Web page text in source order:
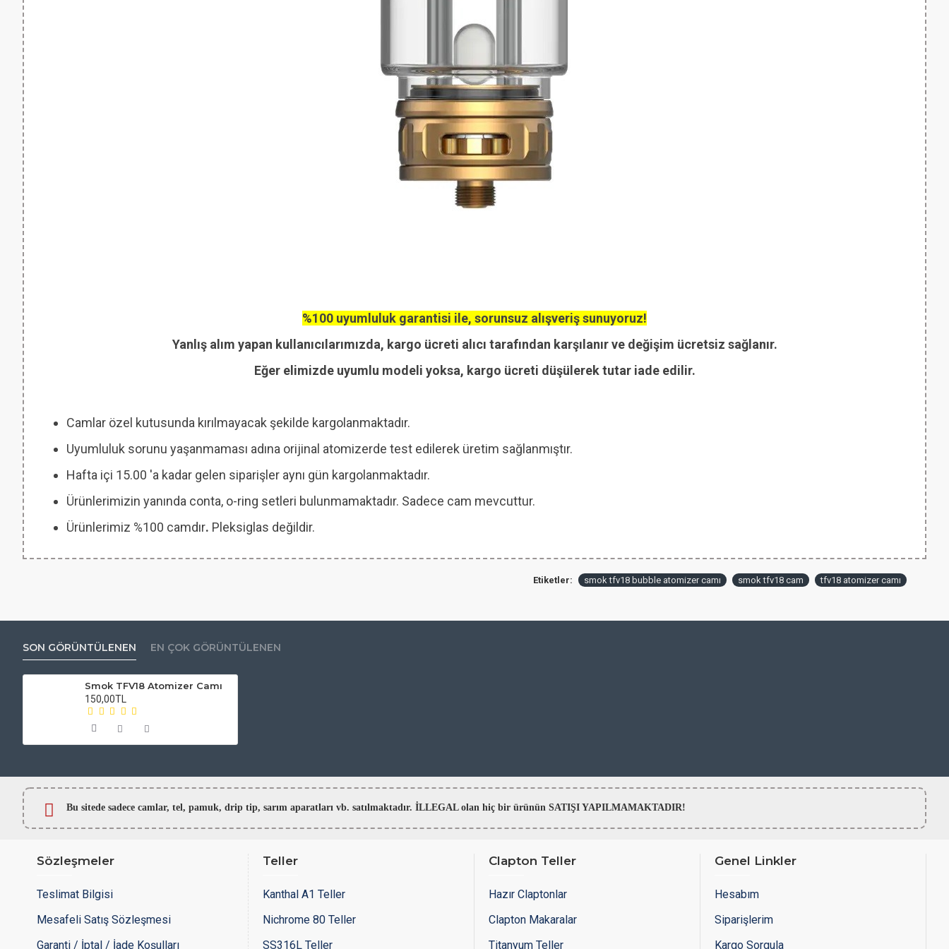
%100 uyumluluk garantisi ile, sorunsuz alışveriş sunuyoruz!
Yanlış alım yapan kullanıcılarımızda, kargo ücreti alıcı tarafından karşılanır ve değişim ücretsiz sağlanır.
Eğer elimizde uyumlu modeli yoksa, kargo ücreti düşülerek tutar iade edilir.
Camlar özel kutusunda kırılmayacak şekilde kargolanmaktadır.
Uyumluluk sorunu yaşanmaması adına orijinal atomizerde test edilerek üretim sağlanmıştır.
Hafta içi 15.00 'a kadar gelen siparişler aynı gün kargolanmaktadır.
Ürünlerimizin yanında conta, o-ring setleri bulunmamaktadır. Sadece cam mevcuttur.
Ürünlerimiz %100 camdır. Pleksiglas değildir.
Etiketler: smok tfv18 bubble atomizer camı smok tfv18 cam tfv18 atomizer camı
SON GÖRÜNTÜLENEN EN ÇOK GÖRÜNTÜLENEN
Smok TFV18 Atomizer Camı
150,00TL
Bu sitede sadece camlar, tel, pamuk, drip tip, sarım aparatları vb. satılmaktadır. İLLEGAL olan hiç bir ürünün SATIŞI YAPILMAMAKTADIR!
Sözleşmeler
Teslimat Bilgisi
Mesafeli Satış Sözleşmesi
Garanti / İptal / İade Koşulları
Teller
Kanthal A1 Teller
Nichrome 80 Teller
SS316L Teller
Clapton Teller
Hazır Claptonlar
Clapton Makaralar
Titanyum Teller
Genel Linkler
Hesabım
Siparişlerim
Kargo Sorgula